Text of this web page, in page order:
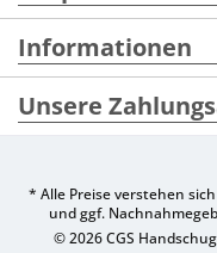
Informationen
Unsere
* Alle Preise verstehen
und ggf.
© 2026 CGS